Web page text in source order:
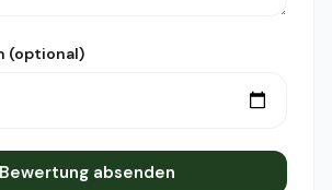
(optional)
Bewertung absenden